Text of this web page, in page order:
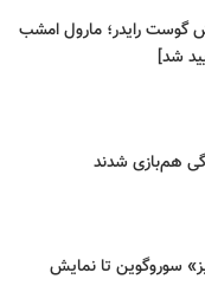
گوست رایدر؛ مارول امشب
شد]
هم‌بازی شدند
سوروگوین تا نمایش